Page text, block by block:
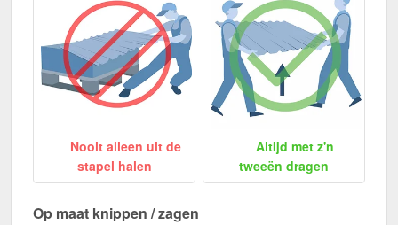
Nooit alleen uit de
stapel halen
Altijd met z'n
tweeën dragen
Op maat knippen / zagen